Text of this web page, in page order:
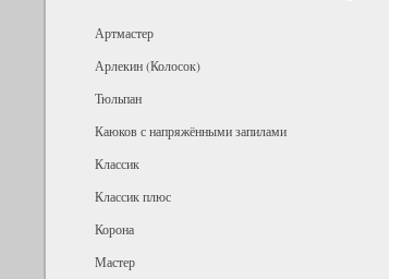
Артмастер
Арлекин (Колосок)
Тюльпан
Каюков с напряжёнными запилами
Классик
Классик плюс
Корона
Мастер